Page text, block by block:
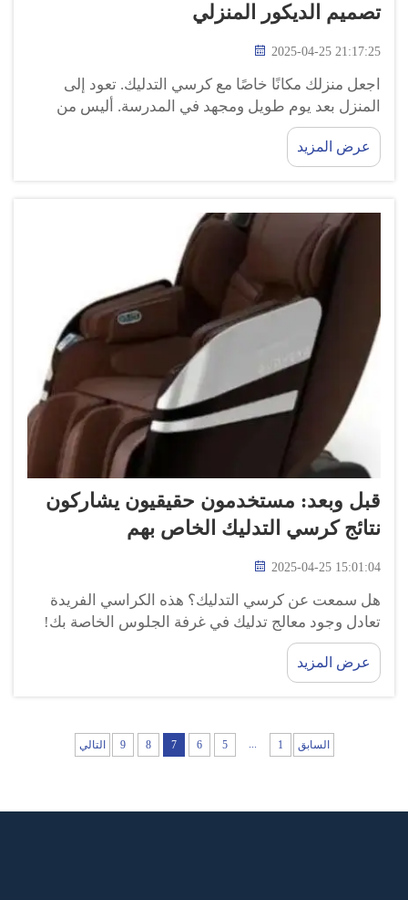
تصميم الديكور المنزلي
2025-04-25 21:17:25
اجعل منزلك مكانًا خاصًا مع كرسي التدليك. تعود إلى
المنزل بعد يوم طويل ومجهد في المدرسة. أليس من
الرائع أن تسترخي في مساحتك الخاصة؟ يتيح لك كرسي
الواقع ذكي ...
عرض المزيد
قبل وبعد: مستخدمون حقيقيون يشاركون
نتائج كرسي التدليك الخاص بهم
2025-04-25 15:01:04
هل سمعت عن كرسي التدليك؟ هذه الكراسي الفريدة
تعادل وجود معالج تدليك في غرفة الجلوس الخاصة بك!
لذا سنشارك اليوم بعض القصص المذهلة حول كرسي
هذه القصص كيف ...
عرض المزيد
السابق 1
...
5
6
7
8
9 التالي